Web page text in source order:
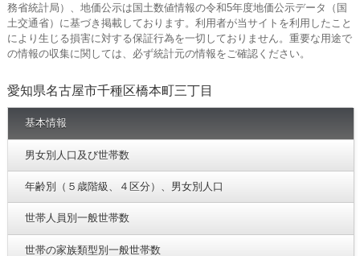
務省統計局）、地価公示は国土数値情報の令和5年度地価公示データ（国
土交通省）に基づき掲載しております。利用者が当サイトを利用したこと
により生じる損害に対する保証行為を一切しておりません。重要な用途で
の情報の収集に関しては、必ず統計元の情報をご確認ください。
愛知県名古屋市千種区橋本町三丁目
基本情報
男女別人口及び世帯数
年齢別（５歳階級、４区分）、男女別人口
世帯人員別一般世帯数
世帯の家族類型別一般世帯数